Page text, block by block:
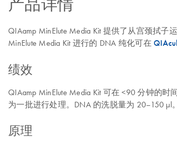
产品详情
QIAamp MinElute Media Kit 提供了从宫颈拭子
MinElute Media Kit 进行的 DNA 纯化可在
绩效
QIAamp MinElute Media Kit 可在 <90 分钟的
为一批进行处理。DNA 的洗脱量为 20–150 µl。
原理